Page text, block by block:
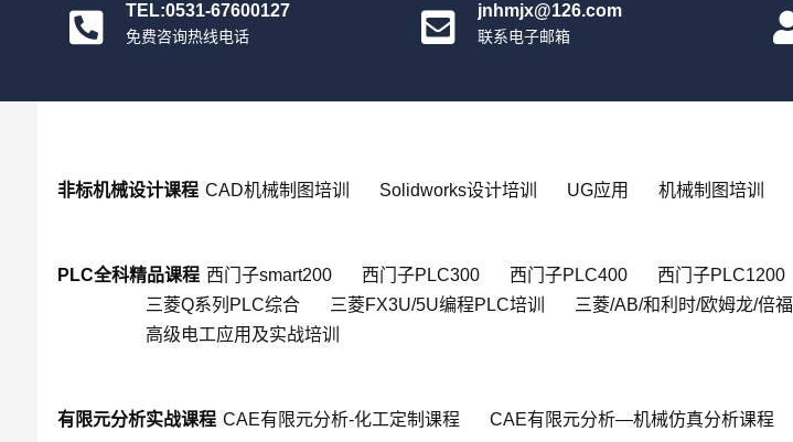
TEL:0531-67600127
免费咨询热线电话
jnhmjx@126.com
联系电子邮箱
非标机械设计课程 CAD机械制图培训 Solidworks设计培训 UG应用 机械制图培训
PLC全科精品课程 西门子smart200 西门子PLC300 西门子PLC400 西门子PLC1200
三菱Q系列PLC综合
三菱FX3U/5U编程PLC培训 三菱/AB/和利时/欧姆龙/倍福
高级电工应用及实战培训
有限元分析实战课程 CAE有限元分析-化工定制课程 CAE有限元分析—机械仿真分析课程